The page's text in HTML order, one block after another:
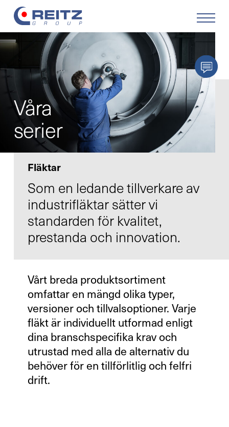
Produkter
Lösningar
Service
Retrofit
Företaget
Karriär
Kontakt
Infocenter
DE
Fläktar
Våra
serier
Som en ledande tillverkare av
industrifläktar sätter vi
standarden för kvalitet,
prestanda och innovation.
Vårt breda produktsortiment
omfattar en mängd olika typer,
versioner och tillvalsoptioner. Varje
fläkt är individuellt utformad enligt
dina branschspecifika krav och
utrustad med alla de alternativ du
behöver för en tillförlitlig och felfri
drift.